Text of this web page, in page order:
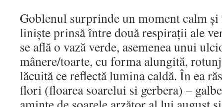
Goblenul surprinde un moment calm
liniște prinsă între două respirații ale
se află o vază verde, asemenea unui
mânere/toarte, cu forma alungită,
lăcuită ce reflectă lumina caldă. În ea
flori (floarea soarelui si gerbera) –